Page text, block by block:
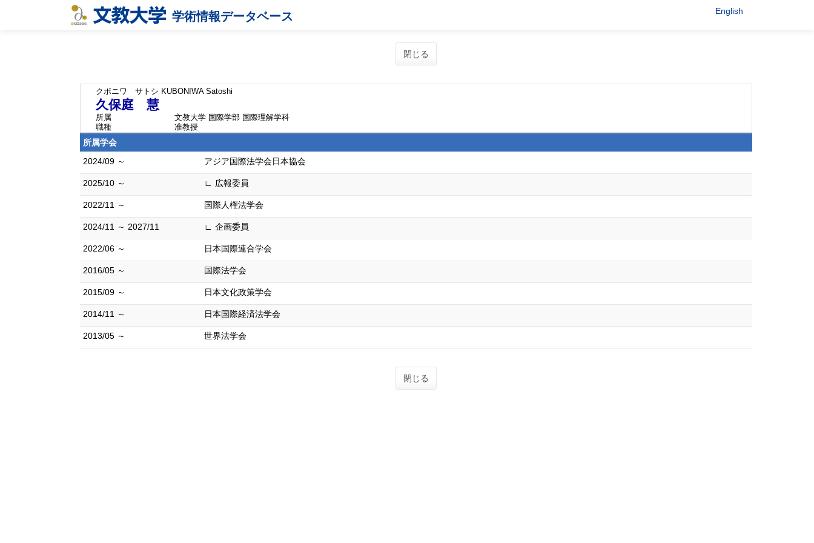
学術情報データベース English
閉じる
クボニワ サトシ KUBONIWA Satoshi
久保庭 慧
所属
文教大学 国際学部 国際理解学科
職種
准教授
所属学会
2024/09 ～
アジア国際法学会日本協会
2025/10 ～ ∟ 広報委員
2022/11 ～ 国際人権法学会
2024/11 ～ 2027/11 ∟ 企画委員
2022/06 ～ 日本国際連合学会
2016/05 ～ 国際法学会
2015/09 ～ 日本文化政策学会
2014/11 ～ 日本国際経済法学会
2013/05 ～ 世界法学会
閉じる